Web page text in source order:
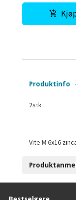
Produktinfo
2stk
Vite M 6x16